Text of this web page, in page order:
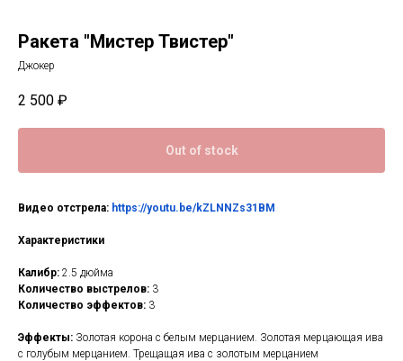
Ракета "Мистер Твистер"
Джокер
2 500 ₽
Out of stock
Видео отстрела: https://youtu.be/kZLNNZs31BM
Характеристики
Калибр: 2.5 дюйма
Количество выстрелов: 3
Количество эффектов: 3
Эффекты: Золотая корона с белым мерцанием. Золотая мерцающая ива
с голубым мерцанием. Трещащая ива с золотым мерцанием